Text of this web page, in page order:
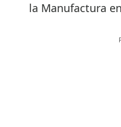
la Manufactura